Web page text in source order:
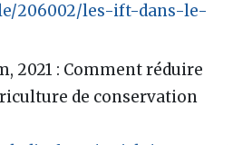
206002/les-ift-dans-le-
2021 : Comment réduire
de conservation